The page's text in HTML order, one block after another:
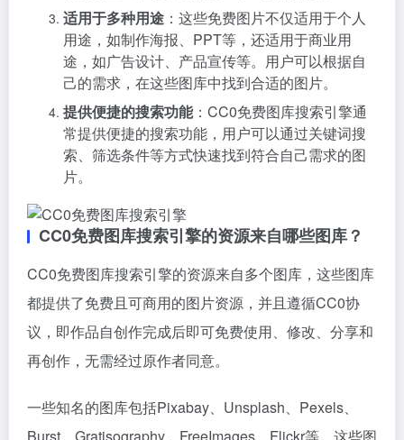
适用于多种用途 ：这些免费图片不仅适用于个人
用途，如制作海报、PPT等，还适用于商业用
途，如广告设计、产品宣传等。用户可以根据自
己的需求，在这些图库中找到合适的图片。
提供便捷的搜索功能：CC0免费图库搜索引擎通
常提供便捷的搜索功能，用户可以通过关键词搜
索、筛选条件等方式快速找到符合自己需求的图
片。
CC0免费图库搜索引擎的资源来自哪些图库？
CC0免费图库搜索引擎的资源来自多个图库，这些图库
都提供了免费且可商用的图片资源，并且遵循CC0协
议，即作品自创作完成后即可免费使用、修改、分享和
再创作，无需经过原作者同意。
一些知名的图库包括Pixabay、Unsplash、Pexels、
Burst、Gratisography、FreeImages、Flickr等。这些图